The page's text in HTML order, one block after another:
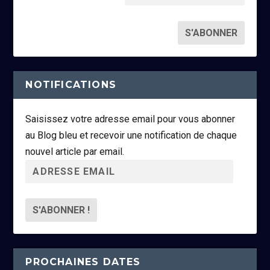
NOTIFICATIONS
Saisissez votre adresse email pour vous abonner
au Blog bleu et recevoir une notification de chaque
nouvel article par email.
r
s
s
e
PROCHAINES DATES